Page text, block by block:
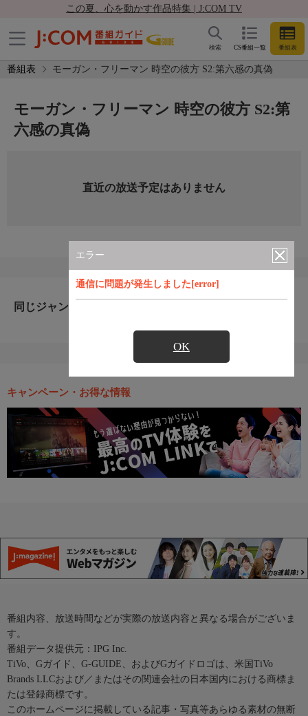
この夏、心を動かす作品特集 | J:COM TV
CS番組一覧 番組表
検索
番組表 モーガン・フリーマン 時空の彼方 S2:第六感の真偽
エラー
通信に問題が発生しました[error]
OK
モーガン・フリーマン 時空の彼方 S2:第
六感の真偽
直近の放送予定はありません
同じジャンルのおすすめ番組
キャンペーン・お得な情報
番組内容、放送時間などが実際の放送内容と異なる場合がございま
す。
番組データ提供元：IPG Inc.
TiVo、Gガイド、G-GUIDE、およびGガイドロゴは、米国TiVo
Brands LLCおよび／またはその関連会社の日本国内における商標ま
たは登録商標です。
このホームページに掲載している記事・写真等あらゆる素材の無断